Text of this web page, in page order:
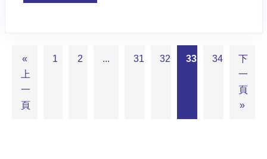
«
上
一
頁
1 2 ... 31 32 33 34
下
一
頁
»